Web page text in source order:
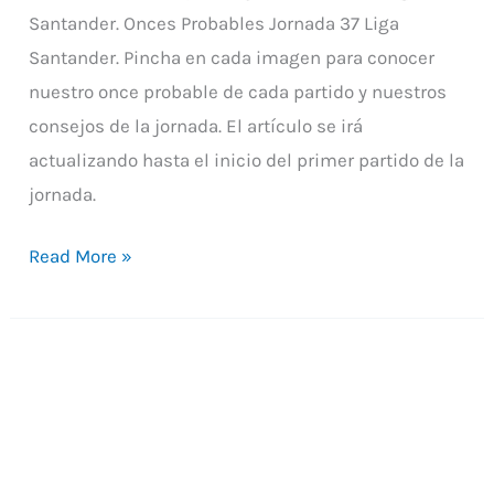
Santander. Onces Probables Jornada 37 Liga
Santander. Pincha en cada imagen para conocer
nuestro once probable de cada partido y nuestros
consejos de la jornada. El artículo se irá
actualizando hasta el inicio del primer partido de la
jornada.
Read More »